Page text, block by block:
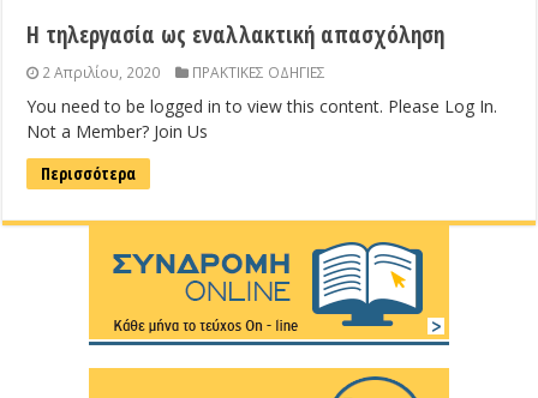
Η τηλεργασία ως εναλλακτική απασχόληση
2 Απριλίου, 2020 ΠΡΑΚΤΙΚΕΣ ΟΔΗΓΙΕΣ
You need to be logged in to view this content. Please Log In.
Not a Member? Join Us
Περισσότερα